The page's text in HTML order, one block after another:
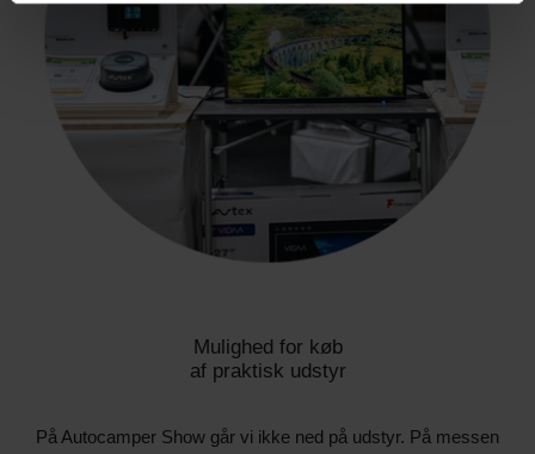
Mulighed for køb
af praktisk udstyr
På Autocamper Show går vi ikke ned på udstyr. På messen